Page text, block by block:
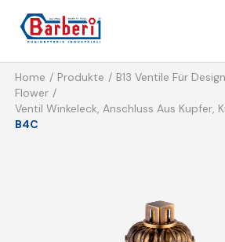
Home Produkte
B13 Ventile Für
Flower
Ventil Winkeleck, Anschluss Aus
B4C